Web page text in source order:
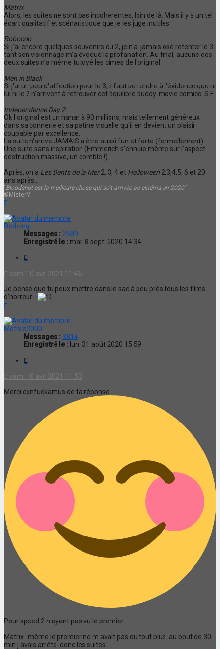
Matrix
Alors, les suites ne sont pas incohérentes, loin de là. Mais il y a un tel
écart qualitatif et scénaristique que je les juge inutiles.
Robocop
Si j'ai encore quelques souvenirs du 2, je n'ai jamais osé retenter le 3
tant son visionnage m'a évoqué la profanation. Au final, aucune des
deux suites n'a même tutoyé les cimes de l'original.
Men in Black
Si j'ai un peu d'affection pour le 3, il faut se rendre à l'évidence que ni
lui ni le 2 n'arrivent à retrouver cet équilibre buddy-movie comico-S.F
Independence Day 2
Ok l'original est un nanar à 90 millions, mais tellement généreux
dans sa connerie et sa patine visuelle qu'il en devient un plaisir
coupable par excellence.
La suite n'arrive JAMAIS à être aussi fun et forte (formellement).
Une suite sans inspiration (Emmerich s'ennuie même sur l'aspect
destruction massive, un comble !)
Après, on a Les Dents de la Mer2, 3, 4 et Halloween 2,3,4,5, 6 et 20
ans après...
"Bloodshot est la meilleure chose qui soit arrivée au cinéma en 2020 " -
©MisterM
Redzing
Messages : 2589
Enregistré le : mar. 8 sept. 2020 14:34
sam. 10 avr. 2021 11:46
Je pense que tu peux mettre dans le sac à peu près tous les films
d'horreur...
Mothra2000
Messages : 3814
Enregistré le : lun. 31 août 2020 15:59
sam. 10 avr. 2021 11:53
Merci confuckamus de ta réponse
Pour speed 2 n ayant pas vu le premier...
Matrix...même le premier ne m avait pas du tout plus..au.bout de 30
min j avais arrêté..donc les suites..